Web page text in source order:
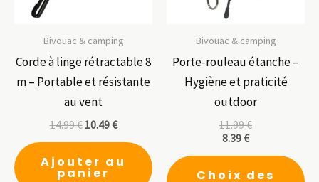
Bivouac & camping
Corde à linge rétractable 8
m – Portable et résistante
au vent
14.99€ 10.49€
Ajouter au
panier
Bivouac & camping
Porte-rouleau étanche –
Hygiène et praticité
outdoor
11.99€
8.39€
Choix des